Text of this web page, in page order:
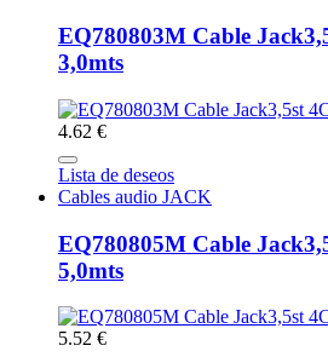
EQ780803M Cable
3,0mts
4.62 €
Lista de deseos
Cables audio JACK
EQ780805M Cable
5,0mts
5.52 €